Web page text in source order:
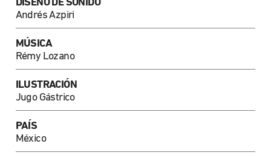
DISEÑO DE SONIDO
Andrés Azpiri
MÚSICA
Rémy Lozano
ILUSTRACIÓN
Jugo Gástrico
PAÍS
México